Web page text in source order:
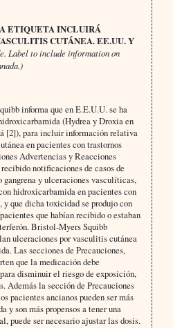
ETIQUETA INCLUIRÁ
CUTÁNEA. EE.UU. Y
Label to include information on
informa que en E.E.U.U. se ha
(Hydrea y Droxia en
[2]), para incluir información relativa
en pacientes con trastornos
Advertencias y Reacciones
notificaciones de casos de
y ulceraciones vasculíticas,
hidroxicarbamida en pacientes con
que dicha toxicidad se produjo con
que habían recibido o estaban
Bristol-Myers Squibb
ulceraciones por vasculitis cutánea
Las secciones de Precauciones,
que la medicación debe
disminuir el riesgo de exposición,
Además la sección de Precauciones
pacientes ancianos pueden ser más
y son más propensos a tener una
puede ser necesario ajustar las dosis.